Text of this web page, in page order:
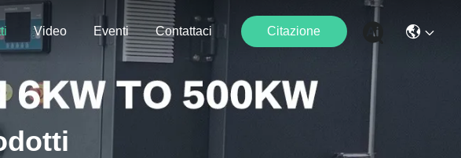
Video Eventi Contattaci Citazione